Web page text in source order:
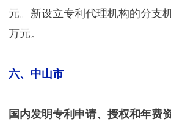
元。新设立专利代理机构的分支
万元。
六、中山市
国内发明专利申请、授权和年费